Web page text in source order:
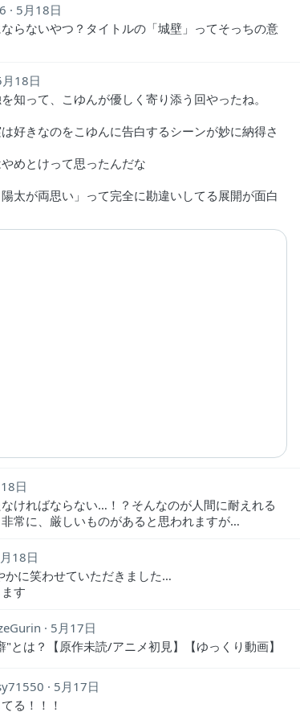
5月18日
らないやつ？タイトルの「城壁」ってそっちの意
18日
知って、こゆんが優しく寄り添う回やったね。
好きなのをこゆんに告白するシーンが妙に納得さ
めとけって思ったんだな
太が両思い」って完全に勘違いしてる展開が面白
日
ければならない…！？そんなのが人間に耐えれる
常に、厳しいものがあると思われますが…
18日
かに笑わせていただきました…
す
5月17日
とは？【原作未読/アニメ初見】【ゆっくり動画】
5月17日
る！！！